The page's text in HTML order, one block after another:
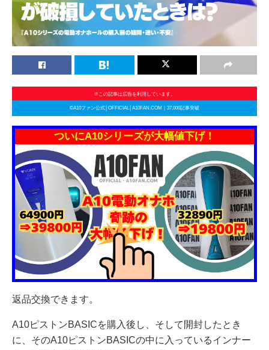
※この記事は広告を利用しています。
©A10ファン公式│OFFICIAL│A10FAN.COM｜37,000記事突破
ついにA10シリーズが大幅値下げ！
返品交換できます。
A10ピストンBASICを購入後し、そして開封したとき
に、そのA10ピストンBASICの中に入っているインナー